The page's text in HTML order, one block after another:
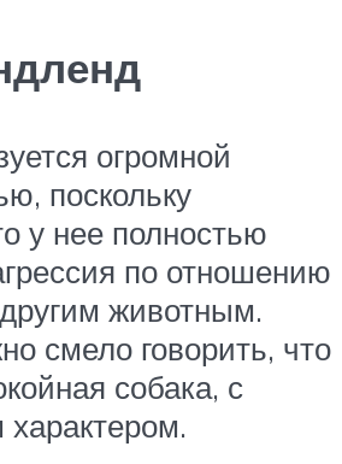
огромной
поскольку
у нее полностью
по отношению
животным.
смело говорить, что
собака, с